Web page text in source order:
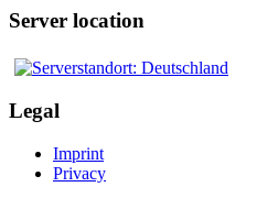
Server location
Legal
Imprint
Privacy